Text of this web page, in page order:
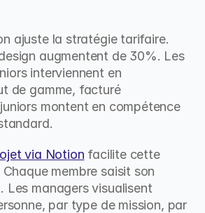
ajuste la stratégie tarifaire.
augmentent de 30%. Les
interviennent en
de gamme, facturé
montent en compétence
via Notion facilite cette
membre saisit son
Les managers visualisent
par type de mission, par